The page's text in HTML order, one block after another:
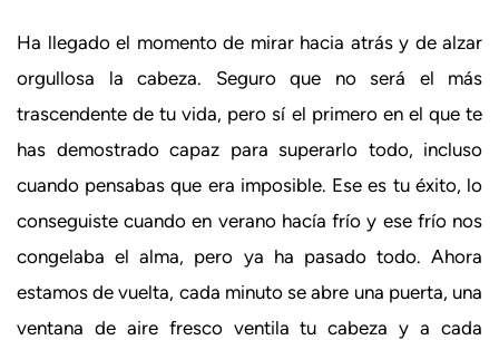
Ha llegado el momento de mirar hacia atrás y de alzar
orgullosa la cabeza. Seguro que no será el más
trascendente de tu vida, pero sí el primero en el que te
has demostrado capaz para superarlo todo, incluso
cuando pensabas que era imposible. Ese es tu éxito, lo
conseguiste cuando en verano hacía frío y ese frío nos
congelaba el alma, pero ya ha pasado todo. Ahora
estamos de vuelta, cada minuto se abre una puerta, una
ventana de aire fresco ventila tu cabeza y a cada